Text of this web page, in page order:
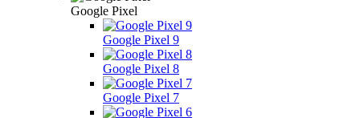
Google Pixel
Google Pixel 9
Google Pixel 8
Google Pixel 7